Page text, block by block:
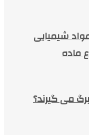
مواد شیمیایی
می گیرند؟